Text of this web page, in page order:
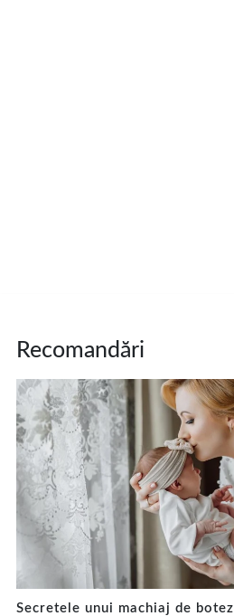
Recomandări
Secretele unui machiaj de